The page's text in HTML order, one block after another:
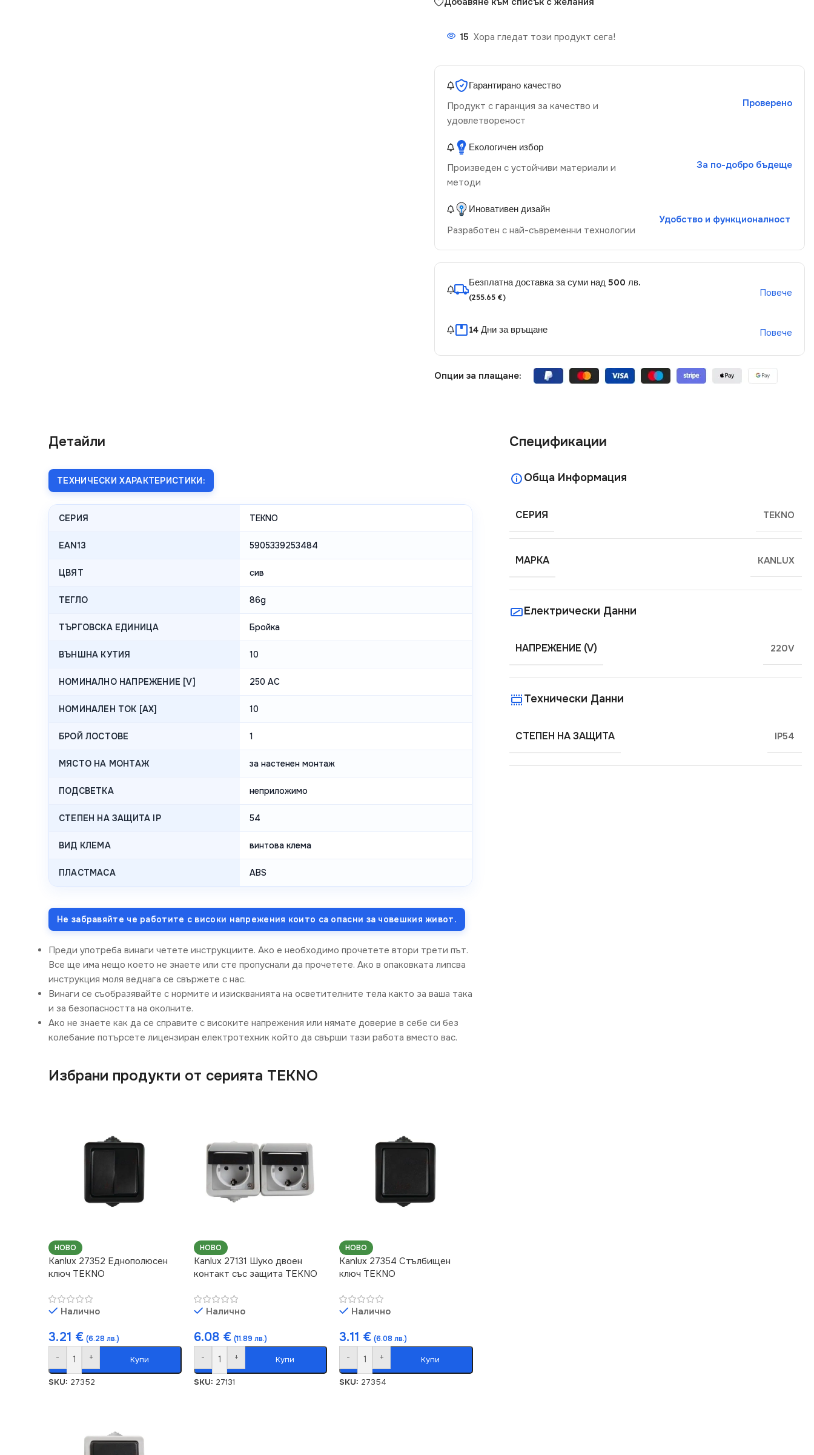
15 Хора гледат този продукт сега!
Гарантирано качество
Продукт с гаранция за качество и
удовлетвореност
Проверено
Екологичен избор
Произведен с устойчиви материали и
методи
За по-добро бъдеще
Иновативен дизайн
Разработен с най-съвременни технологии
Удобство и функционалност
Безплатна доставка за суми над 500 лв.
(255.65 €) Повече
14 Дни за връщане Повече
Опции за плащане:
Детайли
ТЕХНИЧЕСКИ ХАРАКТЕРИСТИКИ:
СЕРИЯ TEKNO
EAN13 5905339253484
ЦВЯТ сив
ТЕГЛО 86g
ТЪРГОВСКА ЕДИНИЦА Бройка
ВЪНШНА КУТИЯ 10
НОМИНАЛНО НАПРЕЖЕНИЕ [V] 250 AC
НОМИНАЛЕН ТОК [AX] 10
БРОЙ ЛОСТОВЕ 1
МЯСТО НА МОНТАЖ за настенен монтаж
ПОДСВЕТКА неприложимо
СТЕПЕН НА ЗАЩИТА IP 54
ВИД КЛЕМА винтова клема
ПЛАСТМАСА ABS
Не забравяйте че работите с високи напрежения които са опасни за човешкия живот.
Преди употреба винаги четете инструкциите. Ако е необходимо прочетете втори трети път.
Все ще има нещо което не знаете или сте пропуснали да прочетете. Ако в опаковката липсва
инструкция моля веднага се свържете с нас.
Винаги се съобразявайте с нормите и изискванията на осветителните тела както за ваша така
и за безопасността на околните.
Ако не знаете как да се справите с високите напрежения или нямате доверие в себе си без
колебание потърсете лицензиран електротехник който да свърши тази работа вместо вас.
Избрани продукти от серията TEKNO
НОВО
Kanlux 27352 Еднополюсен
ключ TEKNO
Налично
3.21 € (6.28 лв.)
- + Купи
SKU: 27352
НОВО
Kanlux 27131 Шуко двоен
контакт със защита TEKNO
Налично
6.08 € (11.89 лв.)
- + Купи
SKU: 27131
НОВО
Kanlux 27354 Стълбищен
ключ TEKNO
Налично
3.11 € (6.08 лв.)
- + Купи
SKU: 27354
Спецификации
Обща Информация
СЕРИЯ TEKNO
МАРКА KANLUX
Електрически Данни
НАПРЕЖЕНИЕ (V) 220V
Технически Данни
СТЕПЕН НА ЗАЩИТА IP54